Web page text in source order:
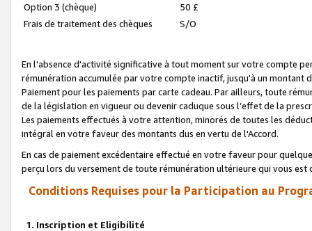
Option 3 (chèque)
50 £
Frais de traitement des chèques
S/O
En l'absence d'activité significative à tout moment sur votre compte
rémunération accumulée par votre compte inactif, jusqu'à un montant
Paiement pour les paiements par carte cadeau. Par ailleurs, toute
de la législation en vigueur ou devenir caduque sous l’effet de la
Les paiements effectués à votre attention, minorés de toutes les
intégral en votre faveur des montants dus en vertu de l'Accord.
En cas de paiement excédentaire effectué en votre faveur pour
perçu lors du versement de toute rémunération ultérieure qui vous est
Conditions Requises pour la Participation au
1. Inscription et Eligibilité